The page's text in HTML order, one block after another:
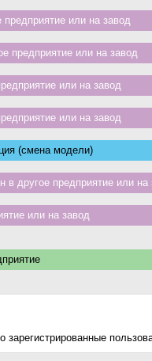
или на завод
предприятие или на завод
или на завод
или на завод
(смена модели)
другое предприятие или на
или на завод
зарегистрированные